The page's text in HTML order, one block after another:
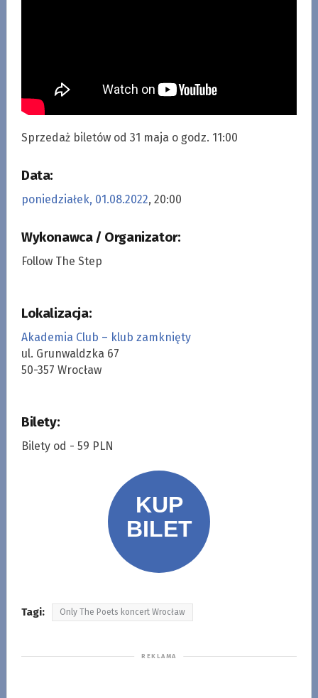
Sprzedaż biletów od 31 maja o godz. 11:00
Data:
poniedziałek, 01.08.2022, 20:00
Wykonawca / Organizator:
Follow The Step
Lokalizacja:
Akademia Club – klub zamknięty
ul. Grunwaldzka 67
50-357 Wrocław
Bilety:
Bilety od - 59 PLN
Tagi: Only The Poets koncert Wrocław